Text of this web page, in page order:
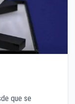
que se